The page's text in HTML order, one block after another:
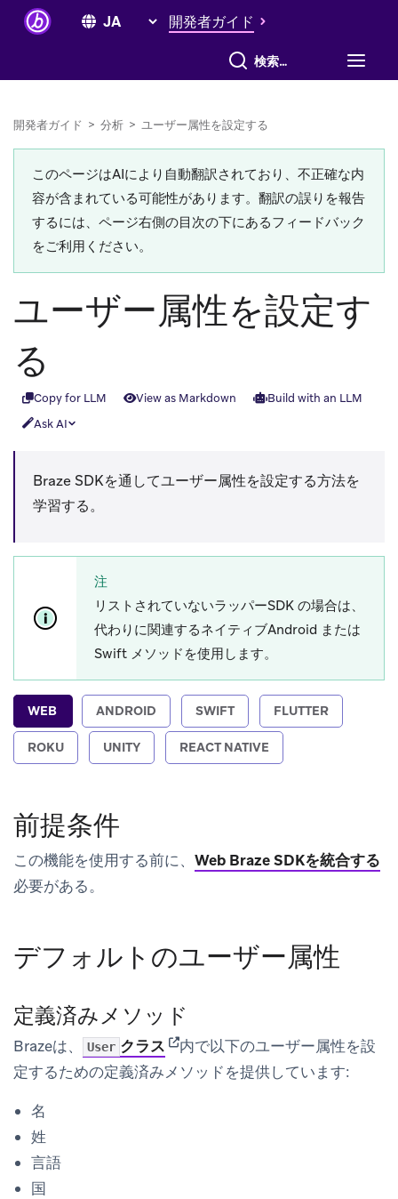
開発者ガイド
すべて検索
開発者ガイド > 分析 > ユーザー属性を設定する
このページはAIにより自動翻訳されており、不正確な内
容が含まれている可能性があります。翻訳の誤りを報告
するには、ページ右側の目次の下にあるフィードバック
をご利用ください。
ユーザー属性を設定す
る
Copy for LLM View as Markdown
Build with an LLM
Ask AI
Braze SDKを通してユーザー属性を設定する方法を
学習する。
注
リストされていないラッパーSDK の場合は、
代わりに関連するネイティブAndroid または
Swift メソッドを使用します。
WEB ANDROID SWIFT FLUTTER
ROKU UNITY REACT NATIVE
前提条件
この機能を使用する前に、 Web Braze SDKを統合する
必要がある。
デフォルトのユーザー属性
定義済みメソッド
Brazeは、 User クラス (opens in new tab)
内で以下のユーザー属性を設
定するための定義済みメソッドを提供しています:
名
姓
言語
国